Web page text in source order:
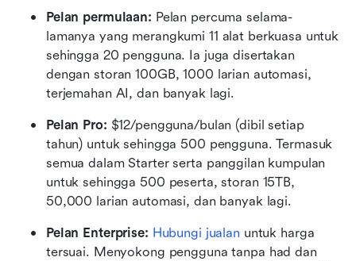
Pelan permulaan: Pelan percuma selama-
lamanya yang merangkumi 11 alat berkuasa untuk
sehingga 20 pengguna. Ia juga disertakan
dengan storan 100GB, 1000 larian automasi,
terjemahan AI, dan banyak lagi.
Pelan Pro: $12/pengguna/bulan (dibil setiap
tahun) untuk sehingga 500 pengguna. Termasuk
semua dalam Starter serta panggilan kumpulan
untuk sehingga 500 peserta, storan 15TB,
50,000 larian automasi, dan banyak lagi.
Pelan Enterprise: Hubungi jualan untuk harga
tersuai. Menyokong pengguna tanpa had dan